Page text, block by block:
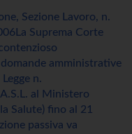
Sezione Lavoro, n.
Suprema Corte
amministrative
n.
al Ministero
Salute) fino al 21
passiva va